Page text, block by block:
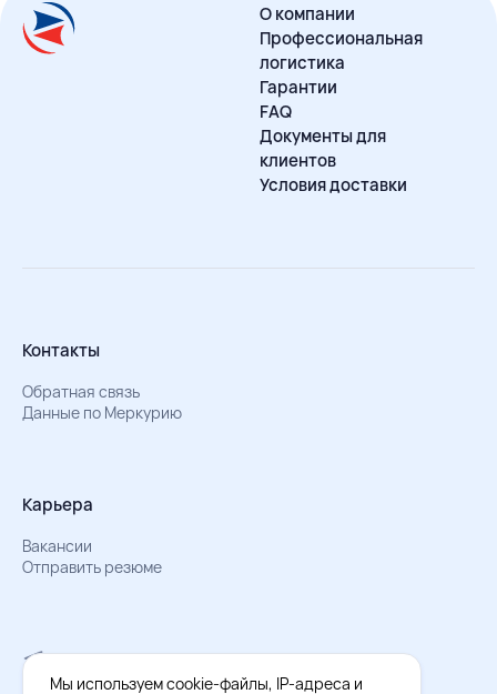
О компании
Профессиональная
логистика
Гарантии
FAQ
Документы для
клиентов
Условия доставки
Контакты
Обратная связь
Данные по Меркурию
Карьера
Вакансии
Отправить резюме
Мы в Телеграм
Документы об обработке персональных данных
Мы используем cookie-файлы, IP-адреса и